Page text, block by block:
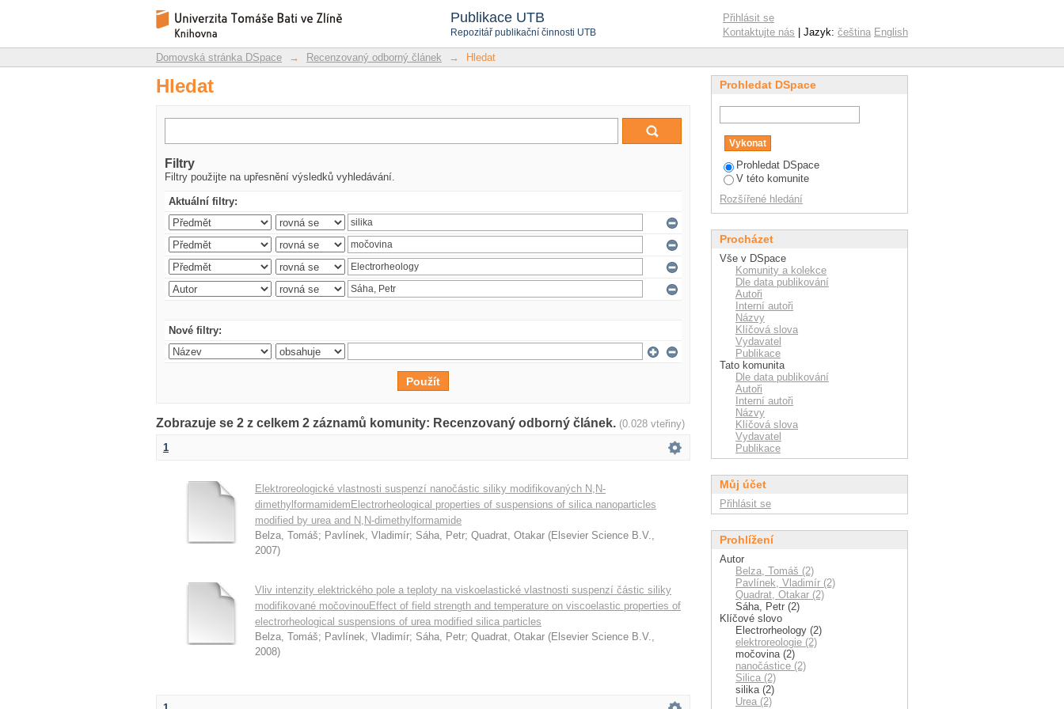
Publikace UTB
Repozitář publikační činnosti UTB
Hledat
Repozitář DSpace/Manakin
Přihlásit se
Kontaktujte nás | Jazyk: čeština English
Domovská stránka DSpace → Recenzovaný odborný článek → Hledat
Hledat
Filtry
Filtry použijte na upřesnění výsledků vyhledávání.
Aktuální filtry:
Nové filtry:
Zobrazuje se 2 z celkem 2 záznamů komunity: Recenzovaný odborný článek. (0.028 vteřiny)
1
Elektroreologické vlastnosti suspenzí nanočástic siliky modifikovaných N,N-
dimethylformamidemElectrorheological properties of suspensions of silica nanoparticles
modified by urea and N,N-dimethylformamide
Belza, Tomáš; Pavlínek, Vladimír; Sáha, Petr; Quadrat, Otakar (Elsevier Science B.V.,
2007)
Vliv intenzity elektrického pole a teploty na viskoelastické vlastnosti suspenzí částic siliky
modifikované močovinouEffect of field strength and temperature on viscoelastic properties of
electrorheological suspensions of urea modified silica particles
Belza, Tomáš; Pavlínek, Vladimír; Sáha, Petr; Quadrat, Otakar (Elsevier Science B.V.,
2008)
Prohledat DSpace
Prohledat DSpace
V této komunite
Rozšířené hledání
Procházet
Vše v DSpace
Komunity a kolekce
Dle data publikování
Autoři
Interní autoři
Názvy
Klíčová slova
Vydavatel
Publikace
Tato komunita
Dle data publikování
Autoři
Interní autoři
Názvy
Klíčová slova
Vydavatel
Publikace
Můj účet
Přihlásit se
Prohlížení
Autor
Belza, Tomáš (2)
Pavlínek, Vladimír (2)
Quadrat, Otakar (2)
Sáha, Petr (2)
Klíčové slovo
Electrorheology (2)
elektroreologie (2)
močovina (2)
nanočástice (2)
Silica (2)
silika (2)
Urea (2)